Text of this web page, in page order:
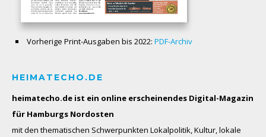
Vorherige Print-Ausgaben bis 2022: PDF-Archiv
HEIMATECHO.DE
heimatecho.de ist ein online erscheinendes Digital-Magazin
für Hamburgs Nordosten
mit den thematischen Schwerpunkten Lokalpolitik, Kultur, lokale